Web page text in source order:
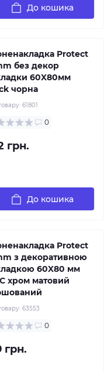
До кошика
Protect
без декор
60X80мм
чорна
61801
0
грн.
До кошика
Protect
з декоративною
60X80 мм
хром матовий
63553
0
грн.